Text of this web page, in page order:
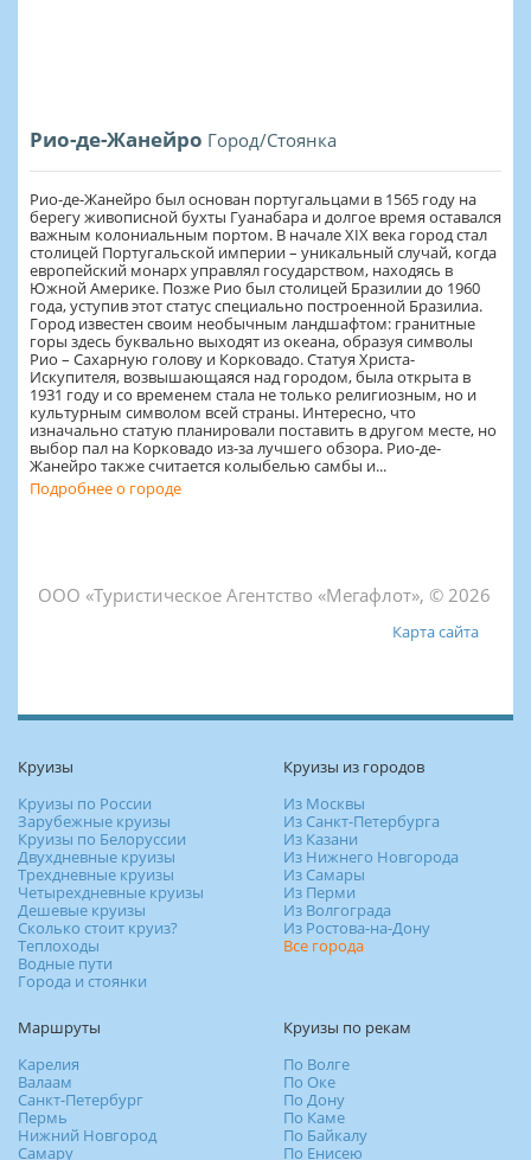
Рио-де-Жанейро Город/Стоянка
Рио-де-Жанейро был основан португальцами в 1565 году на
берегу живописной бухты Гуанабара и долгое время оставался
важным колониальным портом. В начале XIX века город стал
столицей Португальской империи – уникальный случай, когда
европейский монарх управлял государством, находясь в
Южной Америке. Позже Рио был столицей Бразилии до 1960
года, уступив этот статус специально построенной Бразилиа.
Город известен своим необычным ландшафтом: гранитные
горы здесь буквально выходят из океана, образуя символы
Рио – Сахарную голову и Корковадо. Статуя Христа-
Искупителя, возвышающаяся над городом, была открыта в
1931 году и со временем стала не только религиозным, но и
культурным символом всей страны. Интересно, что
изначально статую планировали поставить в другом месте, но
выбор пал на Корковадо из-за лучшего обзора. Рио-де-
Жанейро также считается колыбелью самбы и...
Подробнее о городе
ООО «Туристическое Агентство «Мегафлот», © 2026
Карта сайта
Круизы
Круизы по России
Зарубежные круизы
Круизы по Белоруссии
Двухдневные круизы
Трехдневные круизы
Четырехдневные круизы
Дешевые круизы
Сколько стоит круиз?
Теплоходы
Водные пути
Города и стоянки
Круизы из городов
Из Москвы
Из Санкт-Петербурга
Из Казани
Из Нижнего Новгорода
Из Самары
Из Перми
Из Волгограда
Из Ростова-на-Дону
Все города
Маршруты
Карелия
Валаам
Санкт-Петербург
Пермь
Нижний Новгород
Самару
Круизы по рекам
По Волге
По Оке
По Дону
По Каме
По Байкалу
По Енисею